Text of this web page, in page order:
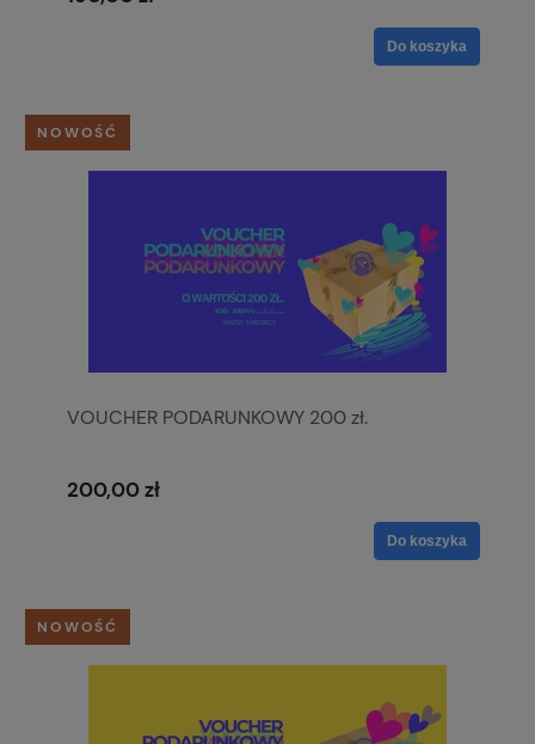
Do koszyka
VOUCHER PODARUNKOWY 200 zł.
200,00 zł
Do koszyka
NOWOŚĆ
NOWOŚĆ